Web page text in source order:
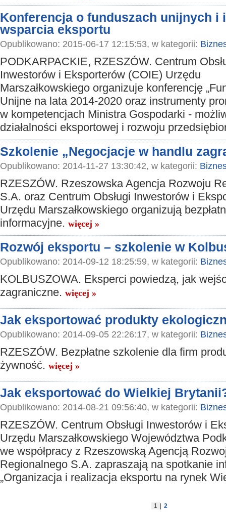
Konferencja o funduszach unijnych i
wsparcia eksportu
Opublikowano: 2015-06-17 12:15:53, w kategorii:
PODKARPACKIE, RZESZÓW. Centrum
Inwestorów i Eksporterów (COIE) Urzędu
Marszałkowskiego organizuje konferencję
Unijne na lata 2014-2020 oraz instrumenty
w kompetencjach Ministra Gospodarki -
działalności eksportowej i rozwoju
Szkolenie „Negocjacje w handlu
Opublikowano: 2014-11-27 13:30:42, w kategorii:
RZESZÓW. Rzeszowska Agencja Rozwoju
S.A. oraz Centrum Obsługi Inwestorów i
Urzędu Marszałkowskiego organizują
informacyjne. więcej »
Rozwój eksportu – szkolenie w
Opublikowano: 2014-09-12 18:25:59, w kategorii:
KOLBUSZOWA. Eksperci powiedzą, jak
zagraniczne. więcej »
Jak eksportować produkty
Opublikowano: 2014-09-05 22:26:17, w kategorii:
RZESZÓW. Bezpłatne szkolenie dla firm
żywność. więcej »
Jak eksportować do Wielkiej
Opublikowano: 2014-08-21 09:56:40, w kategorii:
RZESZÓW. Centrum Obsługi Inwestorów i
Urzędu Marszałkowskiego Województwa
we współpracy z Rzeszowską Agencją
Regionalnego S.A. zapraszają na spotkanie
„Organizacja i realizacja eksportu na rynek
1 2